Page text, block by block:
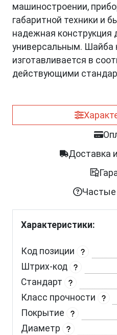
машиностроении,
габаритной техники и
надежная конструкция
универсальным. Шайба
изготавливается в
действующими
Доставка
Частые
Характеристики:
Код позиции
Штрих-код
Стандарт
Класс прочности
Покрытие
Диаметр